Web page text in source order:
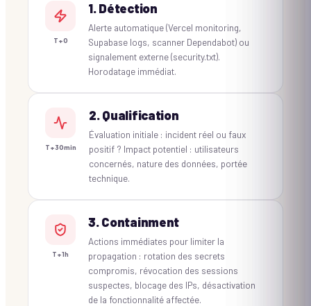
T+0
1. Détection
Alerte automatique (Vercel monitoring,
Supabase logs, scanner Dependabot) ou
signalement externe (security.txt).
Horodatage immédiat.
T+30min
2. Qualification
Évaluation initiale : incident réel ou faux
positif ? Impact potentiel : utilisateurs
concernés, nature des données, portée
technique.
T+1h
3. Containment
Actions immédiates pour limiter la
propagation : rotation des secrets
compromis, révocation des sessions
suspectes, blocage des IPs, désactivation
de la fonctionnalité affectée.